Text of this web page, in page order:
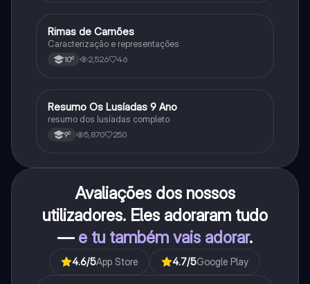
Português
Rimas de Camões
Caracterização e representações
10º 2,526 46
Português
Resumo Os Lusíadas 9 Ano
resumo dos lusíadas completo
9º 5,870 250
Avaliações dos nossos
utilizadores. Eles adoraram tudo
— e tu também vais adorar.
4.6/5App Store 4.7/5Google Play